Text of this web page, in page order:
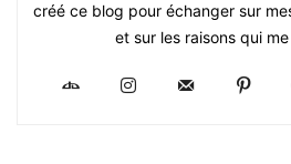
créé ce blog pour échanger sur
et sur les raisons qui